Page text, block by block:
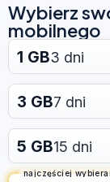
Wybierz
mobilnego
1 GB3 dni
3 GB7 dni
5 GB15 dni
najczęściej